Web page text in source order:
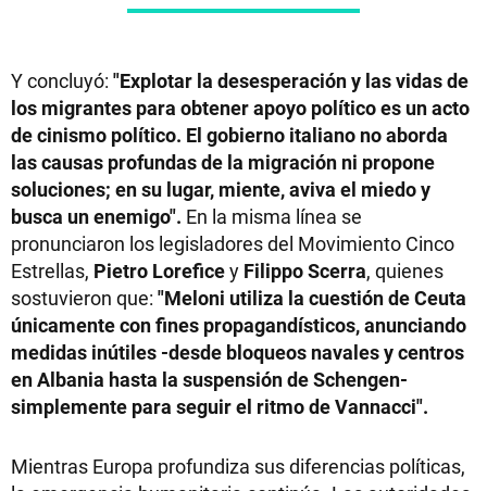
Y concluyó: "Explotar la desesperación y las vidas de
los migrantes para obtener apoyo político es un acto
de cinismo político. El gobierno italiano no aborda
las causas profundas de la migración ni propone
soluciones; en su lugar, miente, aviva el miedo y
busca un enemigo". En la misma línea se
pronunciaron los legisladores del Movimiento Cinco
Estrellas, Pietro Loreficey Filippo Scerra, quienes
sostuvieron que: "Meloni utiliza la cuestión de Ceuta
únicamente con fines propagandísticos, anunciando
medidas inútiles -desde bloqueos navales y centros
en Albania hasta la suspensión de Schengen-
simplemente para seguir el ritmo de Vannacci".
Mientras Europa profundiza sus diferencias políticas,